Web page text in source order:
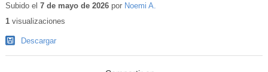
Subido el 7 de mayo de 2026por Noemi A.
1visualizaciones
Descargar